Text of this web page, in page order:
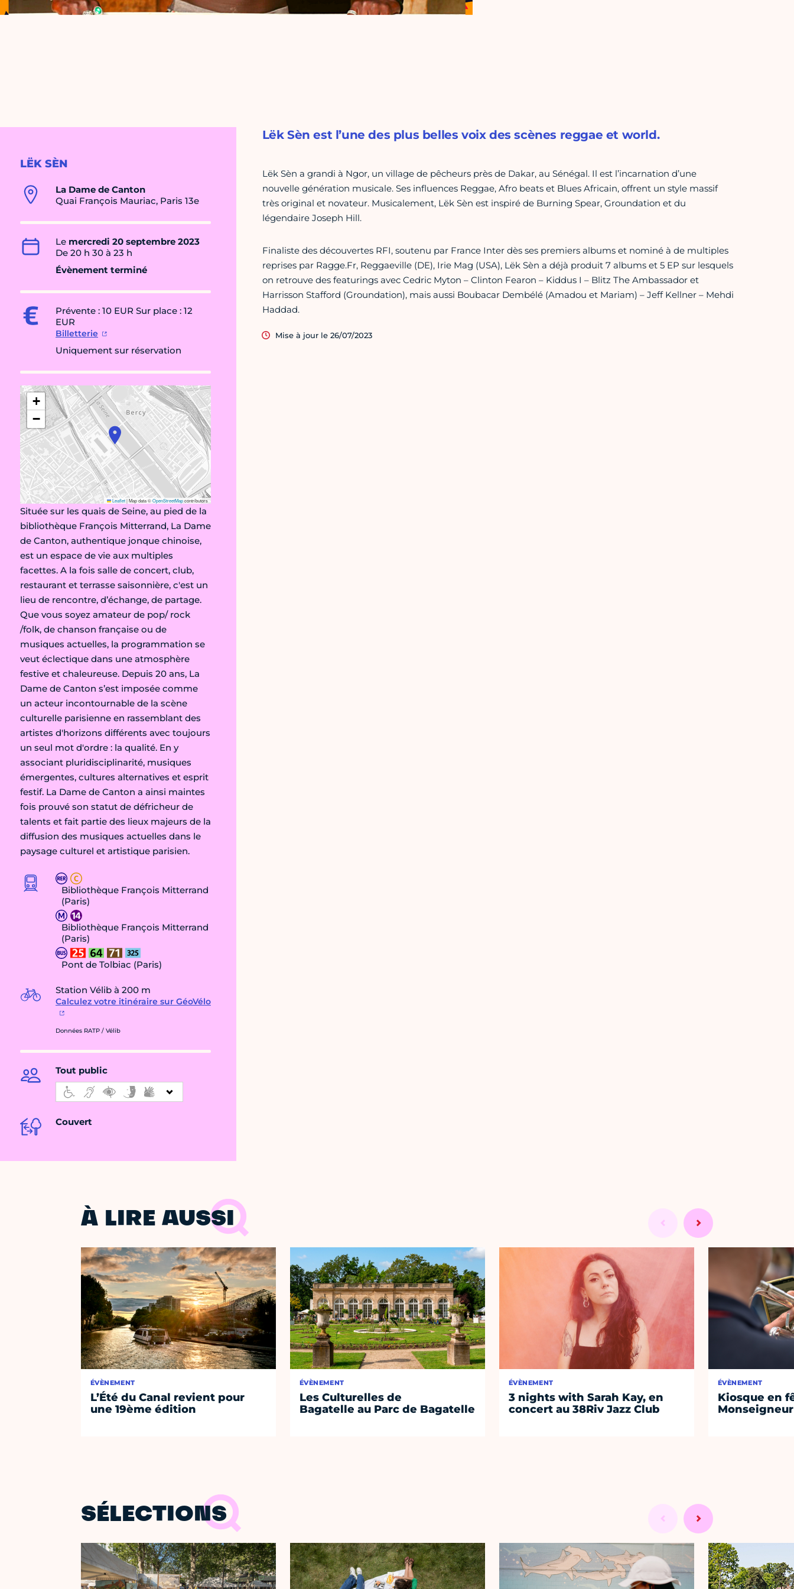
LËK SÈN
La Dame de Canton
Quai François Mauriac, Paris 13e
Le mercredi 20 septembre 2023
De 20 h 30 à 23 h
Évènement terminé
Prévente : 10 EUR Sur place : 12
EUR
Billetterie
Uniquement sur réservation
+
−
Leaflet|Map data ©OpenStreetMapcontributors
Située sur les quais de Seine, au pied de la
bibliothèque François Mitterrand, La Dame
de Canton, authentique jonque chinoise,
est un espace de vie aux multiples
facettes. A la fois salle de concert, club,
restaurant et terrasse saisonnière, c'est un
lieu de rencontre, d’échange, de partage.
Que vous soyez amateur de pop/ rock
/folk, de chanson française ou de
musiques actuelles, la programmation se
veut éclectique dans une atmosphère
festive et chaleureuse. Depuis 20 ans, La
Dame de Canton s’est imposée comme
un acteur incontournable de la scène
culturelle parisienne en rassemblant des
artistes d'horizons différents avec toujours
un seul mot d'ordre : la qualité. En y
associant pluridisciplinarité, musiques
émergentes, cultures alternatives et esprit
festif. La Dame de Canton a ainsi maintes
fois prouvé son statut de défricheur de
talents et fait partie des lieux majeurs de la
diffusion des musiques actuelles dans le
paysage culturel et artistique parisien.
Bibliothèque François Mitterrand
(Paris)
Bibliothèque François Mitterrand
(Paris)
Pont de Tolbiac (Paris)
Station Vélib à 200 m
Calculez votre itinéraire sur GéoVélo
Données RATP / Vélib
Tout public
Couvert
Lëk Sèn est l’une des plus belles voix des scènes reggae et world.
Lëk Sèn a grandi à Ngor, un village de pêcheurs près de Dakar, au Sénégal. Il est l’incarnation d’une
nouvelle génération musicale. Ses influences Reggae, Afro beats et Blues Africain, offrent un style massif
très original et novateur. Musicalement, Lëk Sèn est inspiré de Burning Spear, Groundation et du
légendaire Joseph Hill.
Finaliste des découvertes RFI, soutenu par France Inter dès ses premiers albums et nominé à de multiples
reprises par Ragge.Fr, Reggaeville (DE), Irie Mag (USA), Lëk Sèn a déjà produit 7 albums et 5 EP sur lesquels
on retrouve des featurings avec Cedric Myton – Clinton Fearon – Kiddus I – Blitz The Ambassador et
Harrisson Stafford (Groundation), mais aussi Boubacar Dembélé (Amadou et Mariam) – Jeff Kellner – Mehdi
Haddad.
Mise à jour le 26/07/2023
À LIRE AUSSI
ÉVÈNEMENT
L’Été du Canal revient pour
une 19ème édition
ÉVÈNEMENT
Les Culturelles de
Bagatelle au Parc de Bagatelle
ÉVÈNEMENT
3 nights with Sarah Kay, en
concert au 38Riv Jazz Club
ÉVÈNEMENT
Kiosque en
SÉLECTIONS